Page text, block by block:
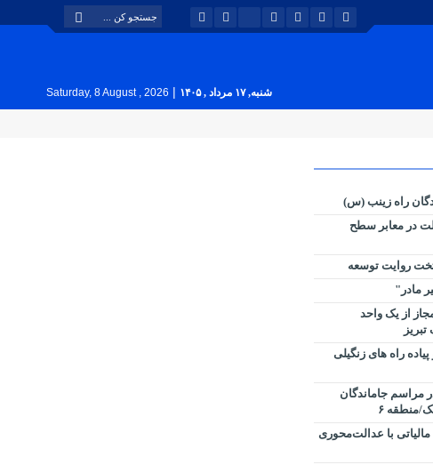
شنبه, ۱۷ مرداد , ۱۴۰۵ |
Saturday, 8 August , 2026
راه زینب (س)
۵۴۵ تن آسفالت در معابر سطح
روایت توسعه
مادر"
از یک واحد
راه های زنگیلی
مراسم جاماندگان
منطقه ۶
با عدالت‌محوری